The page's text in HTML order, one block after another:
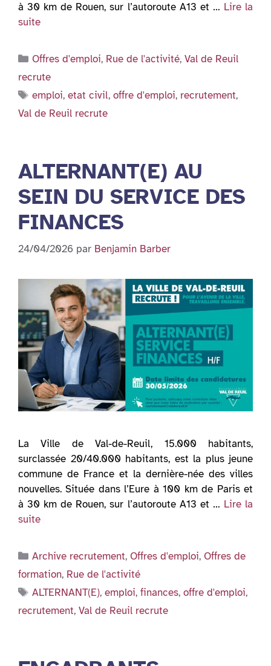
à 30 km de Rouen, sur l’autoroute A13 et … Lire la
suite
Catégories
Offres d'emploi, Rue de l'activité,Val de Reuil
recrute
Étiquettes
emploi,etat civil,offre d'emploi, recrutement,
Val de Reuil recrute
ALTERNANT(E) AU
SEIN DU SERVICE DES
FINANCES
24/04/2026 par Benjamin Barber
La Ville de Val-de-Reuil, 15.000 habitants,
surclassée 20/40.000 habitants, est la plus jeune
commune de France et la dernière-née des villes
nouvelles. Située dans l’Eure à 100 km de Paris et
à 30 km de Rouen, sur l’autoroute A13 et … Lire la
suite
Catégories
Archive recrutement, Offres d'emploi, Offres de
formation, Rue de l'activité
Étiquettes
ALTERNANT(E),emploi,finances,offre d'emploi,
recrutement, Val de Reuil recrute